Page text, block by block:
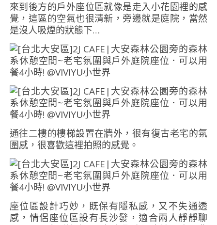
來到後方的戶外座位區就像是走入小花園裡的感
覺，這區的空氣也很清新，旁邊就是庭院，當然
是沒人吸煙的狀態下…
通往二樓的樓梯設置在牆外，很有復古老宅的氛
圍感，很喜歡這裡拍照的感覺。
座位區設計巧妙，既保有隱私感，又不失通透
感，情侶座位區設有長沙發，適合兩人靜靜聊